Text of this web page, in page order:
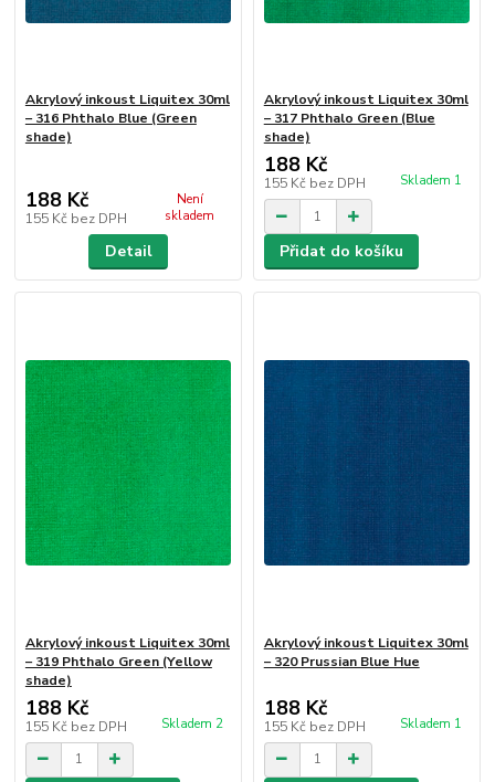
Akrylový inkoust Liquitex 30ml
– 316 Phthalo Blue (Green
shade)
188 Kč
155 Kč bez DPH
Není
skladem
Detail
Akrylový inkoust Liquitex 30ml
– 317 Phthalo Green (Blue
shade)
188 Kč
155 Kč bez DPH Skladem 1
Přidat do košíku
Akrylový inkoust Liquitex 30ml
– 319 Phthalo Green (Yellow
shade)
188 Kč
155 Kč bez DPH Skladem 2
Akrylový inkoust Liquitex 30ml
– 320 Prussian Blue Hue
188 Kč
155 Kč bez DPH Skladem 1